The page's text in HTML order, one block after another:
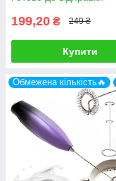
компактний
199,20 ₴ 249 ₴
Купити
Обмежена кількість🔥